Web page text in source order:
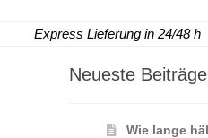
Express Lieferung in 24/48 h
Neueste Beiträge
Wie lange